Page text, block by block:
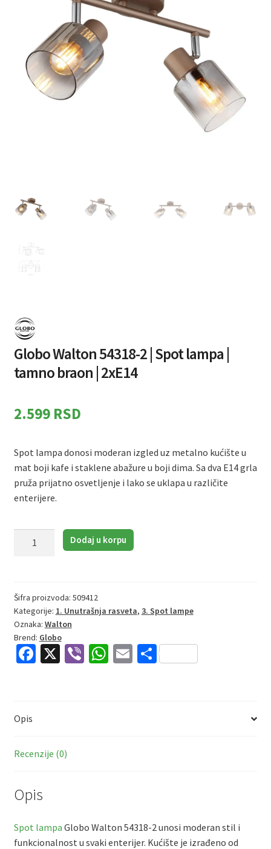
Globo Walton 54318-2 | Spot lampa |
tamno braon | 2xE14
2.599 RSD
Spot lampa donosi moderan izgled uz metalno kućište u
mat boji kafe i staklene abažure u boji dima. Sa dva E14 grla
pruža prijatno osvetljenje i lako se uklapa u različite
enterijere.
|
Spot
lampa
|
tamno
količina
Dodaj u korpu
Šifra proizvoda: 509412
Kategorije: 1. Unutrašnja rasveta, 3. Spot lampe
Oznaka: Walton
Brend: Globo
Fa
k
X Vi W E S
Opis
Recenzije (0)
Opis
Spot lampa Globo Walton 54318-2 unosi moderan stil i
funkcionalnost u svaki enterijer. Kućište je izrađeno od